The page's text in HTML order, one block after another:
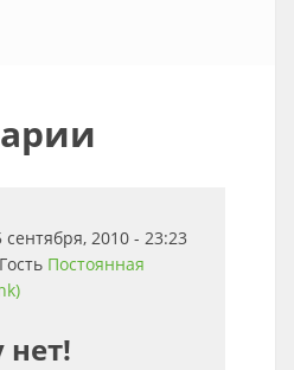
2010 - 23:23
Гость Постоянная
нет!